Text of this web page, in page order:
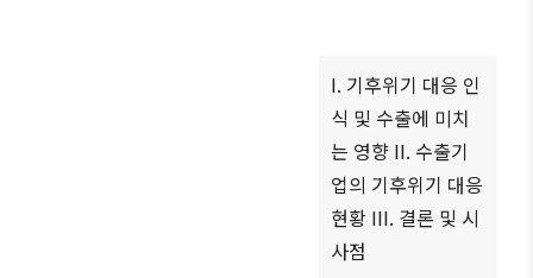
会員社
会員社
からの
お知ら
ー
イベン
ト写真
韓企連
ニュー
I. 기후위기 대응 인
식 및 수출에 미치
는 영향 II. 수출기
업의 기후위기 대응
현황 III. 결론 및 시
사점